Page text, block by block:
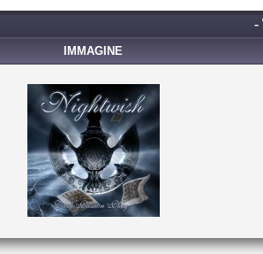
-
IMMAGINE